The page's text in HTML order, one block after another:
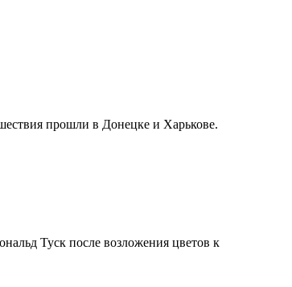
прошли в Донецке и Харькове.
Туск после возложения цветов к